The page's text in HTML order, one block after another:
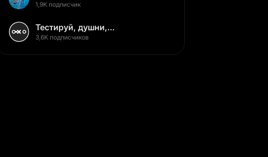
Неверов Станислав
1,9K подписчик
Тестируй, душни,
наслаждайся
3,6K подписчиков